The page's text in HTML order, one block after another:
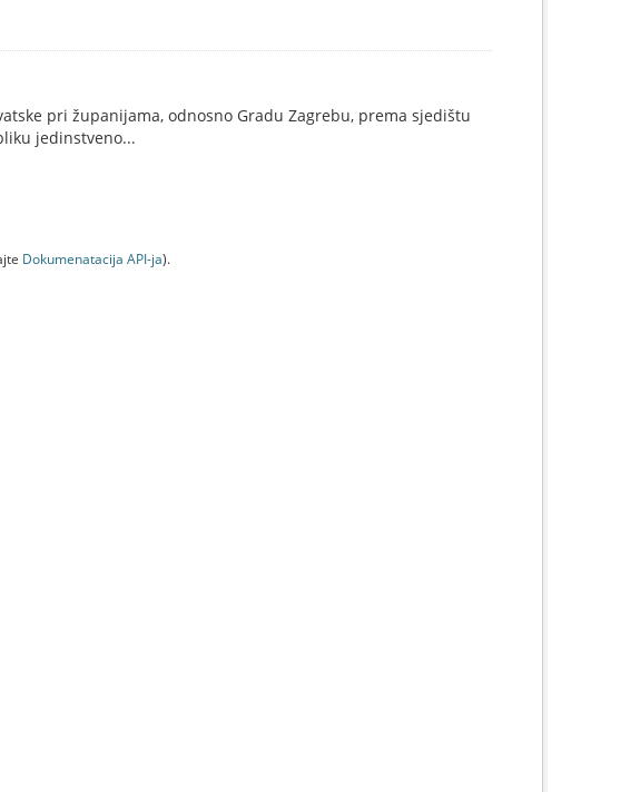
pri županijama, odnosno Gradu Zagrebu, prema sjedištu
jedinstveno...
Dokumenаtаcijа API-jа).